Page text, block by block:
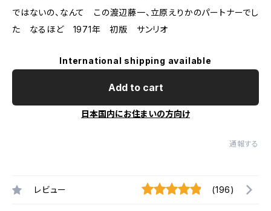
ではないの、なんて この渡辺藤一、立原えりかのパートナーでし
た なるほど 1971年 初版 サンリオ
International shipping available
Add to cart
日本国内にお住まいの方向け
通報する
レビュー (196)